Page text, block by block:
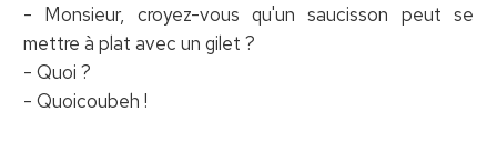
- Monsieur, croyez-vous qu'un saucisson peut se
mettre à plat avec un gilet ?
- Quoi ?
- Quoicoubeh !